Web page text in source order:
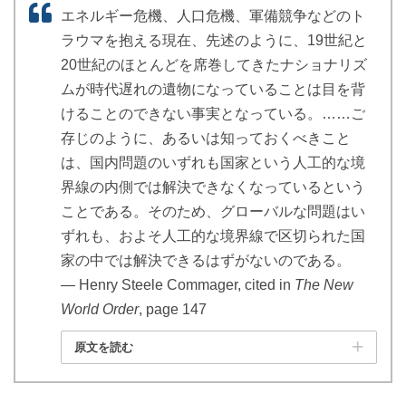
エネルギー危機、人口危機、軍備競争などのト
ラウマを抱える現在、先述のように、19世紀と
20世紀のほとんどを席巻してきたナショナリズ
ムが時代遅れの遺物になっていることは目を背
けることのできない事実となっている。……ご
存じのように、あるいは知っておくべきこと
は、国内問題のいずれも国家という人工的な境
界線の内側では解決できなくなっているという
ことである。そのため、グローバルな問題はい
ずれも、およそ人工的な境界線で区切られた国
家の中では解決できるはずがないのである。
― Henry Steele Commager, cited in The New
World Order, page 147
原文を読む